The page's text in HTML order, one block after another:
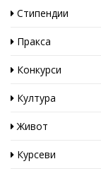
Стипендии
Пракса
Конкурси
Култура
Живот
Курсеви